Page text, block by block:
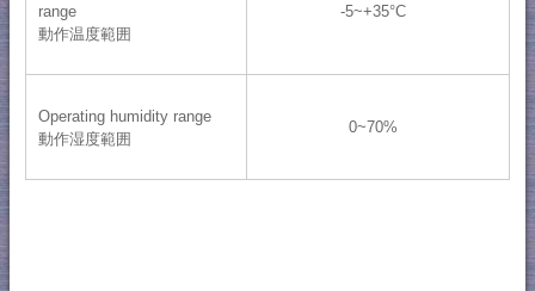
range
動作温度範囲
-5~+35°C
Operating humidity range
動作湿度範囲
0~70%